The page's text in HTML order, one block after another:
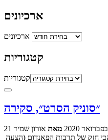
ארכיונים
ארכיונים
קטגוריות
קטגוריות
״סוניק הסרט״, סקירה
21 בפברואר 2020 מאת אורון שמיר